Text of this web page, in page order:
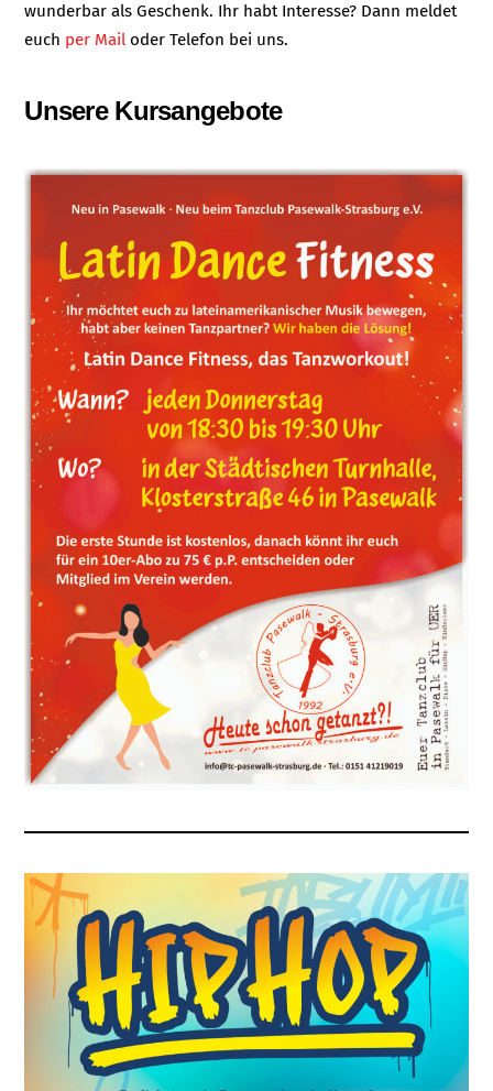
wunderbar als Geschenk. Ihr habt Interesse? Dann meldet
euch per Mailoder Telefon bei uns.
Unsere Kursangebote